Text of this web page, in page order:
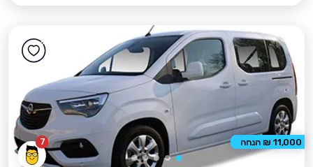
7 11,000 ₪ הנחה